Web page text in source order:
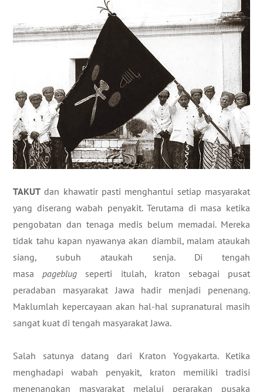
TAKUT dan khawatir pasti menghantui setiap masyarakat
yang diserang wabah penyakit. Terutama di masa ketika
pengobatan dan tenaga medis belum memadai. Mereka
tidak tahu kapan nyawanya akan diambil, malam ataukah
siang, subuh ataukah senja. Di tengah
masa pageblug seperti itulah, kraton sebagai pusat
peradaban masyarakat Jawa hadir menjadi penenang.
Maklumlah kepercayaan akan hal-hal supranatural masih
sangat kuat di tengah masyarakat Jawa.
​Salah satunya datang dari Kraton Yogyakarta. Ketika
menghadapi wabah penyakit, kraton memiliki tradisi
menenangkan masyarakat melalui perarakan pusaka